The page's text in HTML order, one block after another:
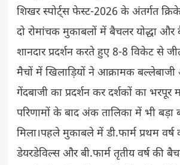
शिखर स्पोर्ट्स फेस्ट-2026 के अंतर्गत
दो रोमांचक मुकाबलों में बैचलर योद्धा और
शानदार प्रदर्शन करते हुए 8-8 विकेट से
मैचों में खिलाड़ियों ने आक्रामक बल्लेबाजी
गेंदबाजी का प्रदर्शन कर दर्शकों का भरपूर
परिणामों के बाद अंक तालिका में भी
मिला।पहले मुकाबले में डी.फार्म प्रथम वर्ष
डेयरडेविल्स और बी.फार्म तृतीय वर्ष की